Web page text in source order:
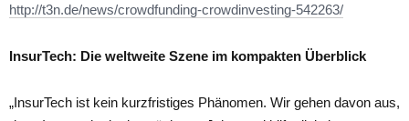
http://t3n.de/news/crowdfunding-crowdinvesting-542263/
InsurTech: Die weltweite Szene im kompakten Überblick
„InsurTech ist kein kurzfristiges Phänomen. Wir gehen davon aus,